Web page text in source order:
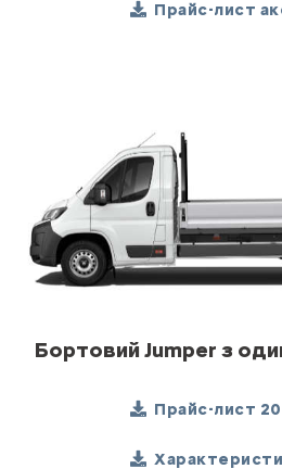
Прайс-лист
Бортовий Jumper з
Прайс-лист